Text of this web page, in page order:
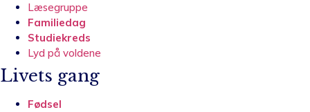
Læsegruppe
Familiedag
Studiekreds
Lyd på voldene
Livets gang
Fødsel